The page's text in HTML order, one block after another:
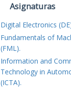
Asignaturas
Digital Electronics
Fundamentals of
(FML).
Information and
Technology in
(ICTA).